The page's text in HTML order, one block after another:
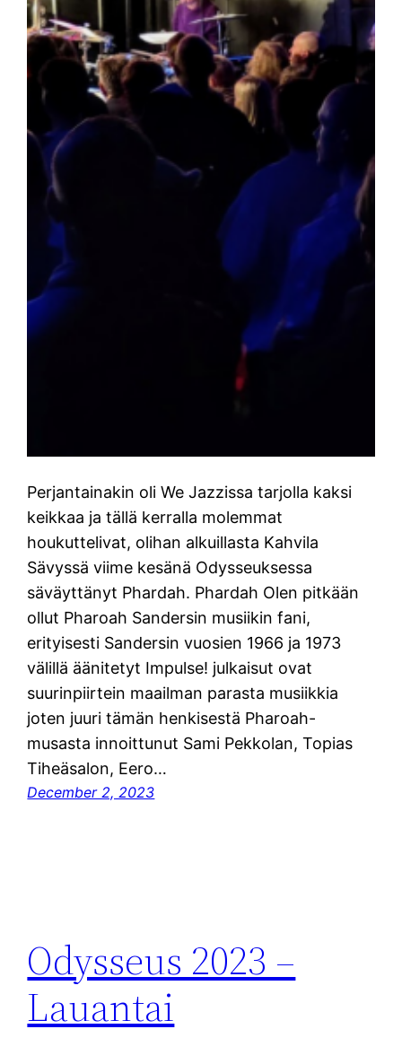
Perjantainakin oli We Jazzissa tarjolla kaksi
keikkaa ja tällä kerralla molemmat
houkuttelivat, olihan alkuillasta Kahvila
Sävyssä viime kesänä Odysseuksessa
säväyttänyt Phardah. Phardah Olen pitkään
ollut Pharoah Sandersin musiikin fani,
erityisesti Sandersin vuosien 1966 ja 1973
välillä äänitetyt Impulse! julkaisut ovat
suurinpiirtein maailman parasta musiikkia
joten juuri tämän henkisestä Pharoah-
musasta innoittunut Sami Pekkolan, Topias
Tiheäsalon, Eero…
December 2, 2023
Odysseus 2023 –
Lauantai